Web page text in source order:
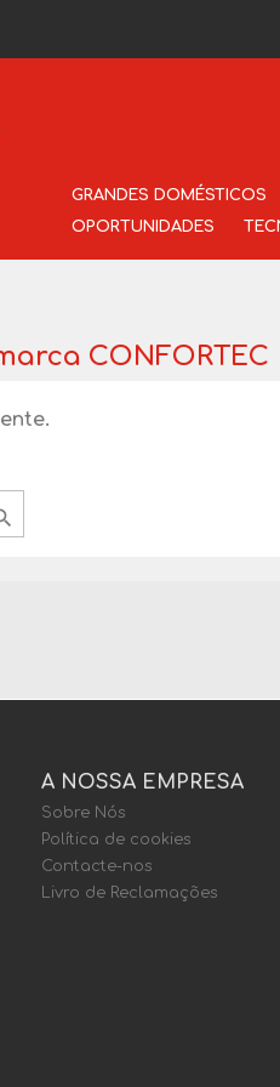
GRANDES DOMÉSTICOS
OPORTUNIDADES
CONFORTEC
A NOSSA EMPRESA
Sobre Nós
Política de cookies
Contacte-nos
Livro de Reclamações